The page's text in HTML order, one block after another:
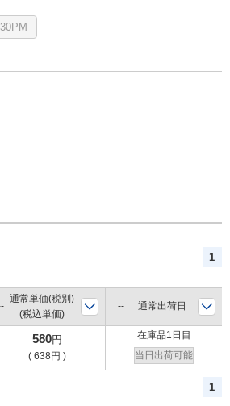
30PM
1
通常単価(税別)
(税込単価)
通常出荷日
580円
( 638円 )
在庫品1日目
当日出荷可能
1